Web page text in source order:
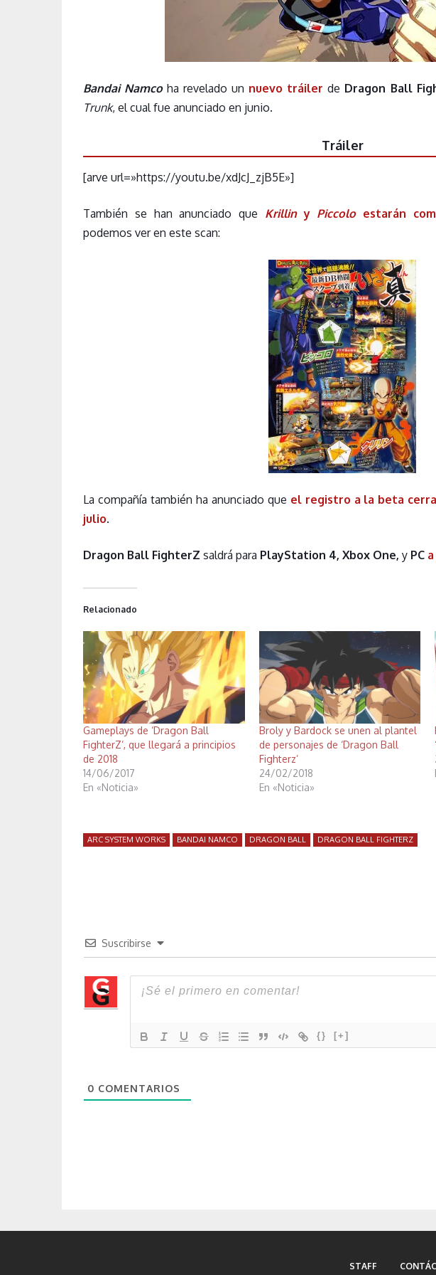
Bandai Namcoha revelado un nuevo tráiler de Dragon Ball
Trunk, el cual fue anunciado en junio.
Tráiler
[arve url=»https://youtu.be/xdJcJ_zjB5E»]
También se han anunciado que Krilliny Piccoloestarán
podemos ver en este scan:
La compañía también ha anunciado que el registro a la beta
julio.
Dragon Ball FighterZ saldrá para PlayStation 4, Xbox One, y PC
Relacionado
Gameplays de ‘Dragon Ball
FighterZ’, que llegará a principios
de 2018
14/06/2017
En «Noticia»
Broly y Bardock se unen al plantel
de personajes de ‘Dragon Ball
Fighterz’
24/02/2018
En «Noticia»
ARC SYSTEM WORKS BANDAI NAMCO DRAGON BALL DRAGON BALL FIGHTERZ
Suscribirse
{} [+]
0 COMENTARIOS
STAFF